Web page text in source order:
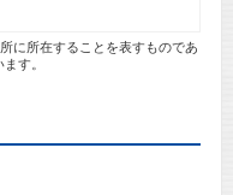
に所在することを表すものであ
す。